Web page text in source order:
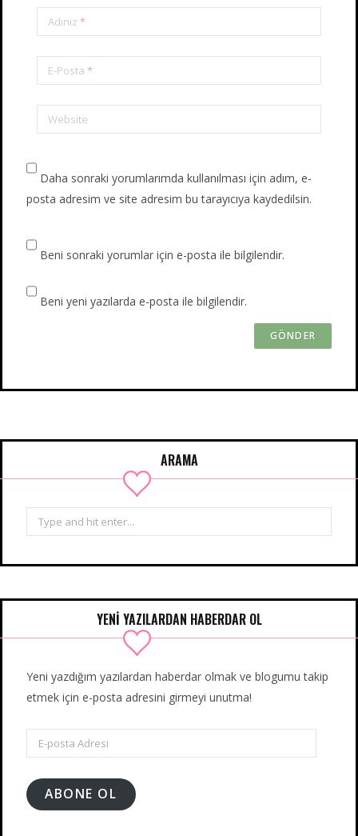
Adınız *
E-Posta *
Website
Daha sonraki yorumlarımda kullanılması için adım, e-
posta adresim ve site adresim bu tarayıcıya kaydedilsin.
Beni sonraki yorumlar için e-posta ile bilgilendir.
Beni yeni yazılarda e-posta ile bilgilendir.
ARAMA
Search
for:
YENİ YAZILARDAN HABERDAR OL
Yeni yazdığım yazılardan haberdar olmak ve blogumu takip
etmek için e-posta adresini girmeyi unutma!
posta
Adresi
ABONE OL